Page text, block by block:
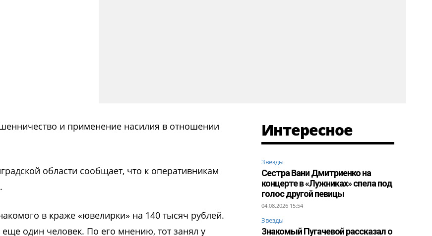
и применение насилия в отношении
области сообщает, что к оперативникам
в краже «ювелирки» на 140 тысяч рублей.
один человек. По его мнению, тот занял у
Интересное
Звезды
Сестра Вани Дмитриенко на
концерте в «Лужниках» спела под
голос другой певицы
04.08.2026 15:54
Звезды
Знакомый Пугачевой рассказал о